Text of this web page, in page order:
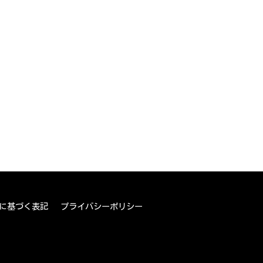
基づく表記 プライバシーポリシー